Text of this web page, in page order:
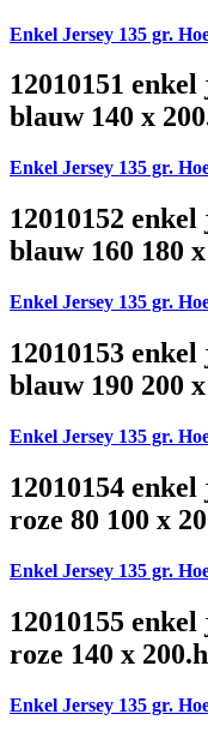
Enkel Jersey 135 gr.
12010151
blauw 140 x
Enkel Jersey 135 gr.
12010152
blauw 160 180
Enkel Jersey 135 gr.
12010153
blauw 190 200
Enkel Jersey 135 gr.
12010154
roze 80 100 x
Enkel Jersey 135 gr.
12010155
roze 140 x
Enkel Jersey 135 gr.